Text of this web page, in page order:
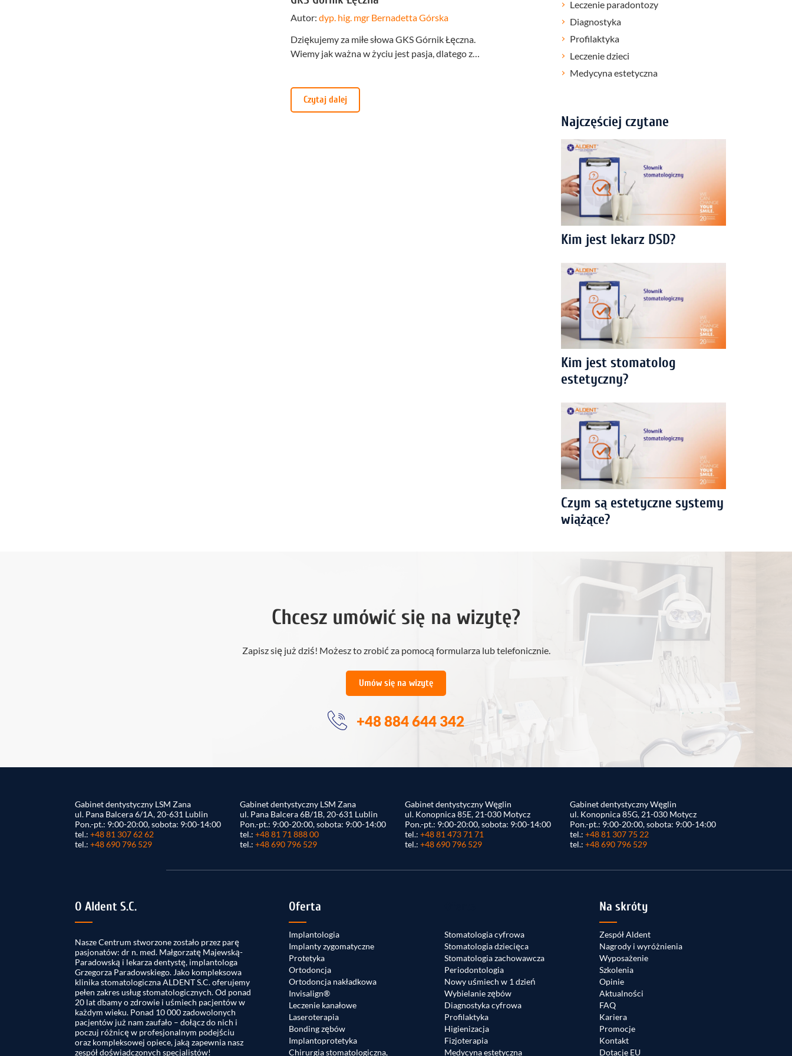
Autor:dyp. hig. mgr Bernadetta Górska
Dziękujemy za miłe słowa GKS Górnik Łęczna.
Wiemy jak ważna w życiu jest pasja, dlatego z…
Czytaj dalej
Leczenie paradontozy
Diagnostyka
Profilaktyka
Leczenie dzieci
Medycyna estetyczna
Najczęściej czytane
Kim jest lekarz DSD?
Kim jest stomatolog
estetyczny?
Czym są estetyczne systemy
wiążące?
Chcesz umówić się na wizytę?
Zapisz się już dziś! Możesz to zrobić za pomocą formularza lub telefonicznie.
Umów się na wizytę
+48 884 644 342
Gabinet dentystyczny LSM Zana
ul. Pana Balcera 6/1A, 20-631 Lublin
Pon.-pt.: 9:00-20:00, sobota: 9:00-14:00
tel.: +48 81 307 62 62
tel.: +48 690 796 529
Gabinet dentystyczny LSM Zana
ul. Pana Balcera 6B/1B, 20-631 Lublin
Pon.-pt.: 9:00-20:00, sobota: 9:00-14:00
tel.: +48 81 71 888 00
tel.: +48 690 796 529
Gabinet dentystyczny Węglin
ul. Konopnica 85E, 21-030 Motycz
Pon.-pt.: 9:00-20:00, sobota: 9:00-14:00
tel.: +48 81 473 71 71
tel.: +48 690 796 529
Gabinet dentystyczny Węglin
ul. Konopnica 85G, 21-030 Motycz
Pon.-pt.: 9:00-20:00, sobota: 9:00-14:00
tel.: +48 81 307 75 22
tel.: +48 690 796 529
O Aldent S.C.
Nasze Centrum stworzone zostało przez parę
pasjonatów: dr n. med. Małgorzatę Majewską-
Paradowską i lekarza dentystę, implantologa
Grzegorza Paradowskiego. Jako kompleksowa
klinika stomatologiczna ALDENT S.C. oferujemy
pełen zakres usług stomatologicznych. Od ponad
20 lat dbamy o zdrowie i uśmiech pacjentów w
każdym wieku. Ponad 10 000 zadowolonych
pacjentów już nam zaufało – dołącz do nich i
poczuj różnicę w profesjonalnym podejściu
oraz kompleksowej opiece, jaką zapewnia nasz
zespół doświadczonych specjalistów!
Oferta
Implantologia
Implanty zygomatyczne
Protetyka
Ortodoncja
Ortodoncja nakładkowa
Invisalign®
Leczenie kanałowe
Laseroterapia
Bonding zębów
Implantoprotetyka
Chirurgia stomatologiczna,
Stomatologia cyfrowa
Stomatologia dziecięca
Stomatologia zachowawcza
Periodontologia
Nowy uśmiech w 1 dzień
Wybielanie zębów
Diagnostyka cyfrowa
Profilaktyka
Higienizacja
Fizjoterapia
Medycyna estetyczna
Na skróty
Zespół Aldent
Nagrody i wyróżnienia
Wyposażenie
Szkolenia
Opinie
Aktualności
FAQ
Kariera
Promocje
Kontakt
Dotacje EU